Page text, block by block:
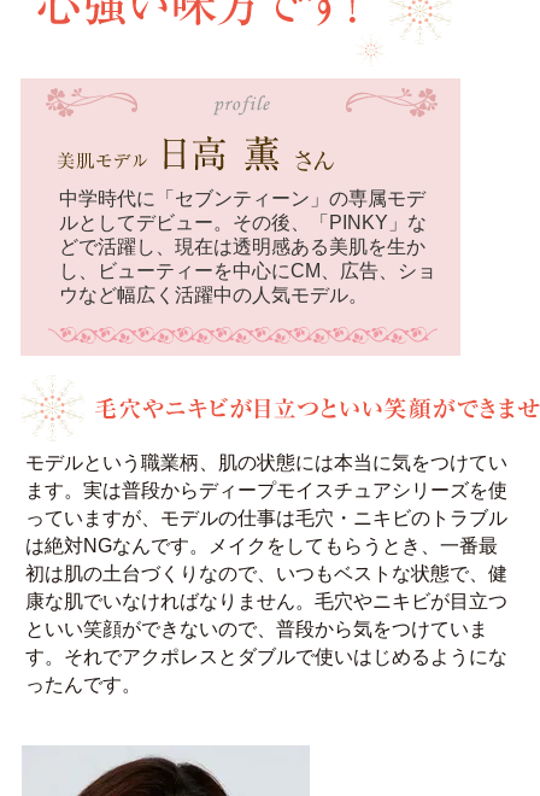
中学時代に「セブンティーン」の専属モデ
ルとしてデビュー。その後、「PINKY」な
どで活躍し、現在は透明感ある美肌を生か
し、ビューティーを中心にCM、広告、ショ
ウなど幅広く活躍中の人気モデル。
モデルという職業柄、肌の状態には本当に気をつけてい
ます。実は普段からディープモイスチュアシリーズを使
っていますが、モデルの仕事は毛穴・ニキビのトラブル
は絶対NGなんです。メイクをしてもらうとき、一番最
初は肌の土台づくりなので、いつもベストな状態で、健
康な肌でいなければなりません。毛穴やニキビが目立つ
といい笑顔ができないので、普段から気をつけていま
す。それでアクポレスとダブルで使いはじめるようにな
ったんです。